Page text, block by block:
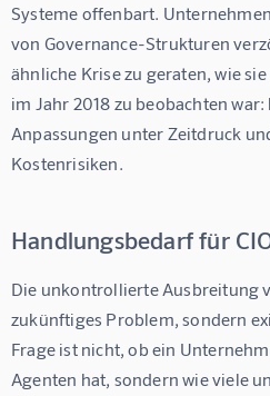
Systeme offenbart.
von Governance-Strukturen
ähnliche Krise zu geraten, wie
im Jahr 2018 zu beobachten
Anpassungen unter Zeitdruck
Kostenrisiken.
Handlungsbedarf für
Die unkontrollierte Ausbreitung
zukünftiges Problem, sondern
Frage ist nicht, ob ein
Agenten hat, sondern wie viele